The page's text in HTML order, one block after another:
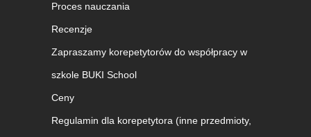
Proces nauczania
Recenzje
Zapraszamy korepetytorów do współpracy w
szkole BUKI School
Ceny
Regulamin dla korepetytora (inne przedmioty,